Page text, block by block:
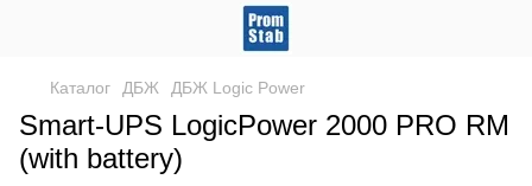
Каталог ДБЖ ДБЖ Logic Power
Smart-UPS LogicPower 2000 PRO RM
(with battery)